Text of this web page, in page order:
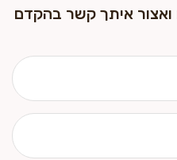
איתך קשר בהקדם